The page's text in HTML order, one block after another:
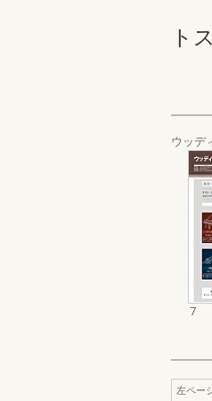
ト
ウッデ
7
左ペー